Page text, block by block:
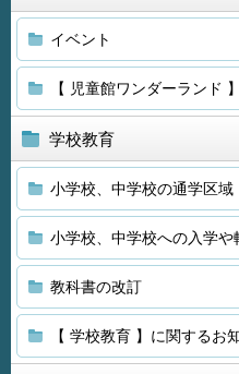
イベント
【 児童館ワンダーランド
学校教育
小学校、中学校の通学区域
小学校、中学校への入学や
教科書の改訂
【 学校教育 】に関するお